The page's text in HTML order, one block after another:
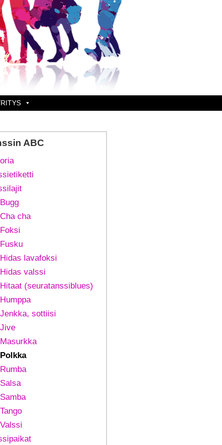
ABC
Bugg
Cha cha
Foksi
Fusku
Hidas lavafoksi
Hidas valssi
Hitaat (seuratanssiblues)
Humppa
Jenkka, sottiisi
Jive
Masurkka
Polkka
Rumba
Salsa
Samba
Tango
Valssi